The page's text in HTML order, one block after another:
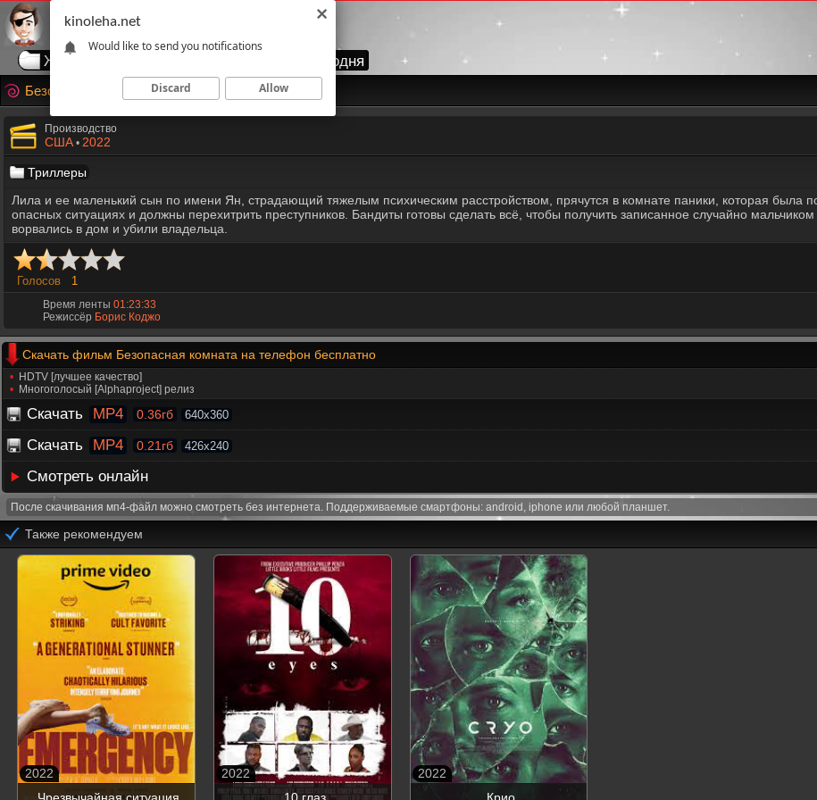
Жанры Топ сегодня
Безопасная комната
Производство
США• 2022
Триллеры
Лила и ее маленький сын по имени Ян, страдающий тяжелым психическим расстройством, прячутся в комнате паники, которая была
опасных ситуациях и должны перехитрить преступников. Бандиты готовы сделать всё, чтобы получить записанное случайно
ворвались в дом и убили владельца.
Голосов 1
Время ленты 01:23:33
Режиссёр Борис Коджо
Скачать фильм Безопасная комната на телефон бесплатно
HDTV [лучшее качество]
Многоголосый [Alphaproject] релиз
Скачать MP4 0.36гб 640x360
Скачать MP4 0.21гб 426x240
Смотреть онлайн
После скачивания мп4-файл можно смотреть без интернета. Поддерживаемые смартфоны: android, iphone или любой планшет.
Также рекомендуем
2022
2022
2022
kinoleha.net
Would like to send you notifications
Discard Allow